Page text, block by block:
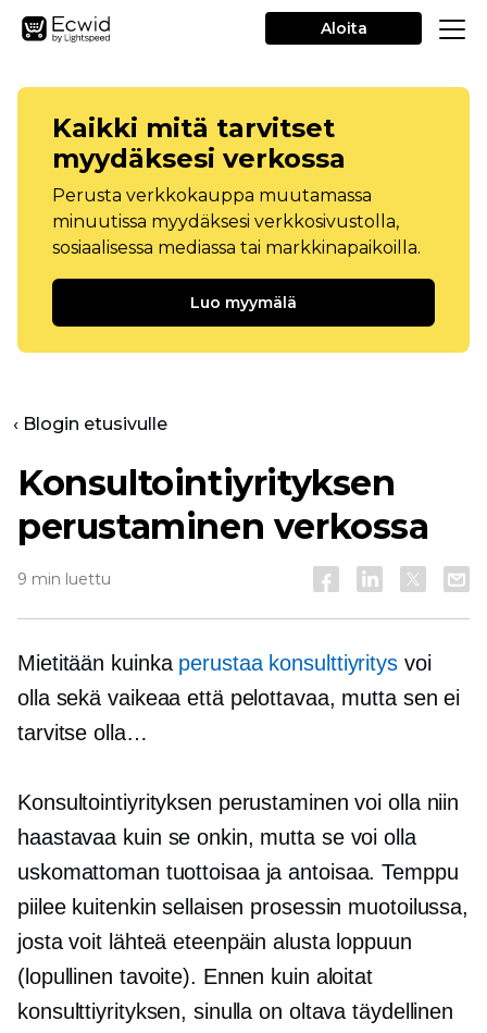
Aloita
Kaikki mitä tarvitset
myydäksesi verkossa
Perusta verkkokauppa muutamassa
minuutissa myydäksesi verkkosivustolla,
sosiaalisessa mediassa tai markkinapaikoilla.
Luo myymälä
‹ Blogin etusivulle
Konsultointiyrityksen
perustaminen verkossa
9 min luettu
Mietitään kuinka perustaa konsulttiyritysvoi
olla sekä vaikeaa että pelottavaa, mutta sen ei
tarvitse olla…
Konsultointiyrityksen perustaminen voi olla niin
haastavaa kuin se onkin, mutta se voi olla
uskomattoman tuottoisaa ja antoisaa. Temppu
piilee kuitenkin sellaisen prosessin muotoilussa,
josta voit lähteä eteenpäin alusta loppuun
(lopullinen tavoite). Ennen kuin aloitat
konsulttiyrityksen, sinulla on oltava täydellinen